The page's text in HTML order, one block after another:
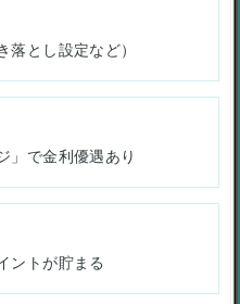
落とし設定など）
」で金利優遇あり
ントが貯まる